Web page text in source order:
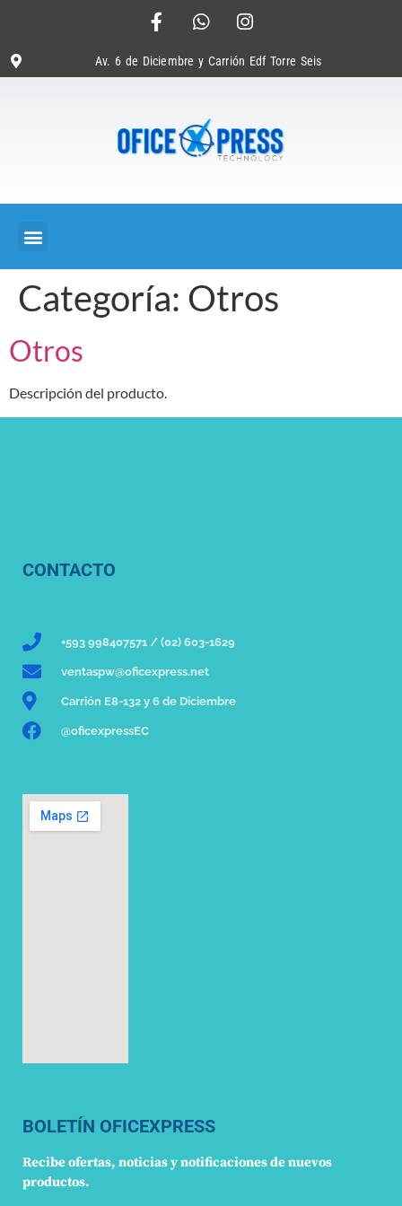
Av. 6 de Diciembre y Carrión Edf Torre Seis
Categoría: Otros
Otros
Descripción del producto.
CONTACTO
+593 998407571 / (02) 603-1629
ventaspw@oficexpress.net
Carrión E8-132 y 6 de Diciembre
@oficexpressEC
BOLETÍN OFICEXPRESS
Recibe ofertas, noticias y notificaciones de nuevos
productos.